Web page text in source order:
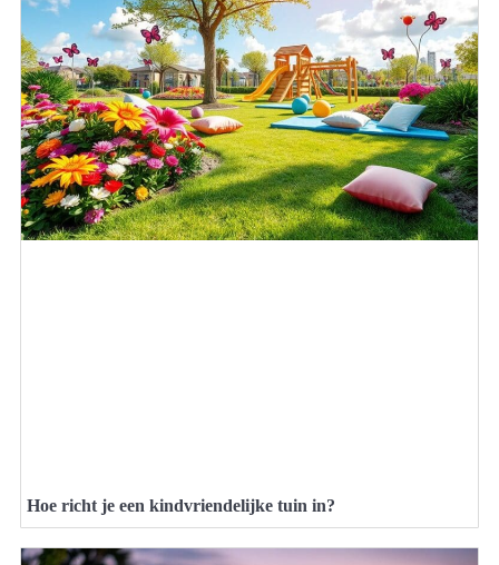
Hoe richt je een kindvriendelijke tuin in?